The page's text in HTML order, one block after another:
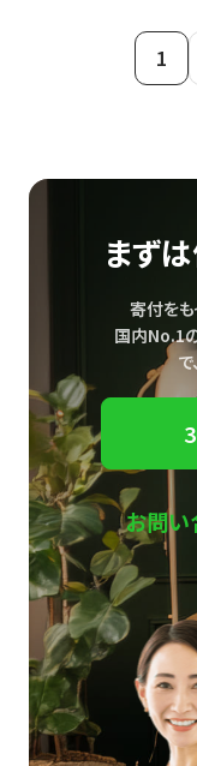
1
まず
寄付をも
国内No.1
で
お問い